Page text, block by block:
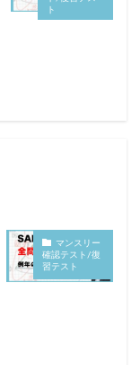
ト
マンスリー
確認テスト/復
習テスト